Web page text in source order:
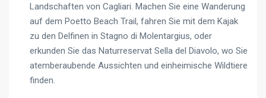
Landschaften von Cagliari. Machen Sie eine Wanderung
auf dem Poetto Beach Trail, fahren Sie mit dem Kajak
zu den Delfinen in Stagno di Molentargius, oder
erkunden Sie das Naturreservat Sella del Diavolo, wo Sie
atemberaubende Aussichten und einheimische Wildtiere
finden.